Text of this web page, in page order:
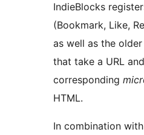
IndieBlocks
(Bookmark, Like,
as well as the
that take a URL
corresponding
HTML.
In combination